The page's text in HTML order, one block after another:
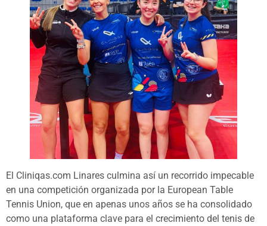
El Cliniqas.com Linares culmina así un recorrido impecable
en una competición organizada por la European Table
Tennis Union, que en apenas unos años se ha consolidado
como una plataforma clave para el crecimiento del tenis de